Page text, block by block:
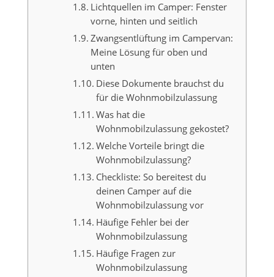
Lichtquellen im Camper: Fenster
vorne, hinten und seitlich
Zwangsentlüftung im Campervan:
Meine Lösung für oben und
unten
Diese Dokumente brauchst du
für die Wohnmobilzulassung
Was hat die
Wohnmobilzulassung gekostet?
Welche Vorteile bringt die
Wohnmobilzulassung?
Checkliste: So bereitest du
deinen Camper auf die
Wohnmobilzulassung vor
Häufige Fehler bei der
Wohnmobilzulassung
Häufige Fragen zur
Wohnmobilzulassung